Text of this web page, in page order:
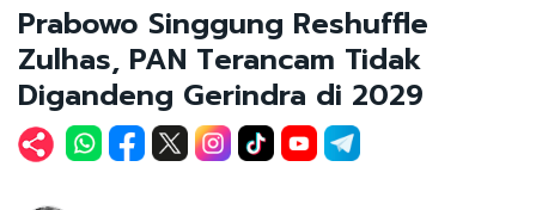
Prabowo Singgung Reshuffle
Zulhas, PAN Terancam Tidak
Digandeng Gerindra di 2029